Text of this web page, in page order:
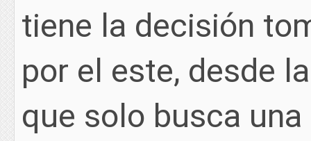
tiene la decisión
por el este, desde
que solo busca